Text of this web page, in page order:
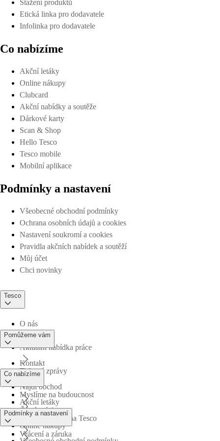
Stažení produktů
Etická linka pro dodavatele
Infolinka pro dodavatele
Co nabízíme
Akční letáky
Online nákupy
Clubcard
Akční nabídky a soutěže
Dárkové karty
Scan & Shop
Hello Tesco
Tesco mobile
Mobilní aplikace
Podmínky a nastavení
Všeobecné obchodní podmínky
Ochrana osobních údajů a cookies
Nastavení soukromí a cookies
Pravidla akčních nabídek a soutěží
Můj účet
Chci novinky
Tesco
O nás
Aktuální nabídka práce
Tiskové zprávy
Myslíme na budoucnost
Obchodní skupina Tesco
Pomůžeme vám
Kontakt
Najdi obchod
Časté otázky
Vrácení a záruka
Co nabízíme
Akční letáky
Online nákupy
Podmínky a nastavení